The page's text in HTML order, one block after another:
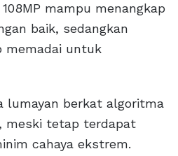
mampu menangkap
baik, sedangkan
memadai untuk
lumayan berkat algoritma
meski tetap terdapat
cahaya ekstrem.